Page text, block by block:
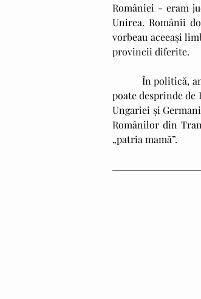
României - eram
Unirea. Românii
vorbeau aceeași
provincii diferite.
           În politică, anumite amenințări devin oportunități. Din cauza revoluției bolșevice, Basarabia se
poate desprinde de
Ungariei și
Românilor din
„patria mamă”.